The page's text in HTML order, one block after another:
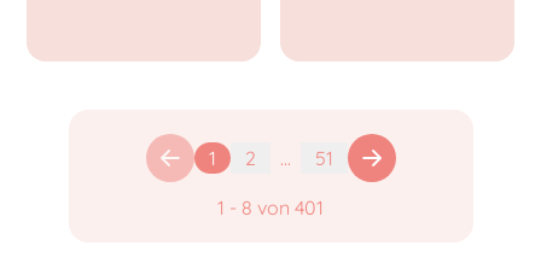
1 2 ... 51
1 - 8 von 401